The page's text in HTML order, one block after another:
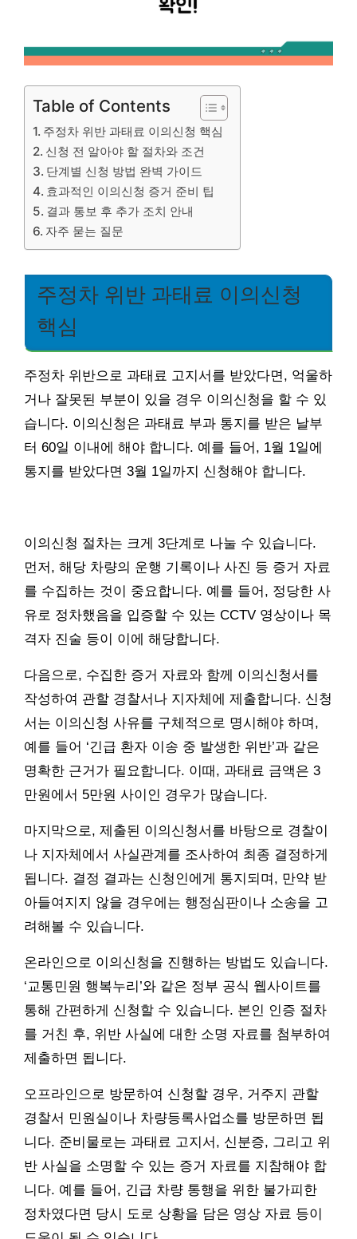
Table of Contents
주정차 위반 과태료 이의신청 핵심
신청 전 알아야 할 절차와 조건
단계별 신청 방법 완벽 가이드
효과적인 이의신청 증거 준비 팁
결과 통보 후 추가 조치 안내
자주 묻는 질문
주정차 위반 과태료 이의신청
핵심
주정차 위반으로 과태료 고지서를 받았다면, 억울하
거나 잘못된 부분이 있을 경우 이의신청을 할 수 있
습니다. 이의신청은 과태료 부과 통지를 받은 날부
터 60일 이내에 해야 합니다. 예를 들어, 1월 1일에
통지를 받았다면 3월 1일까지 신청해야 합니다.
이의신청 절차는 크게 3단계로 나눌 수 있습니다.
먼저, 해당 차량의 운행 기록이나 사진 등 증거 자료
를 수집하는 것이 중요합니다. 예를 들어, 정당한 사
유로 정차했음을 입증할 수 있는 CCTV 영상이나 목
격자 진술 등이 이에 해당합니다.
다음으로, 수집한 증거 자료와 함께 이의신청서를
작성하여 관할 경찰서나 지자체에 제출합니다. 신청
서는 이의신청 사유를 구체적으로 명시해야 하며,
예를 들어 ‘긴급 환자 이송 중 발생한 위반’과 같은
명확한 근거가 필요합니다. 이때, 과태료 금액은 3
만원에서 5만원 사이인 경우가 많습니다.
마지막으로, 제출된 이의신청서를 바탕으로 경찰이
나 지자체에서 사실관계를 조사하여 최종 결정하게
됩니다. 결정 결과는 신청인에게 통지되며, 만약 받
아들여지지 않을 경우에는 행정심판이나 소송을 고
려해볼 수 있습니다.
온라인으로 이의신청을 진행하는 방법도 있습니다.
‘교통민원 행복누리’와 같은 정부 공식 웹사이트를
통해 간편하게 신청할 수 있습니다. 본인 인증 절차
를 거친 후, 위반 사실에 대한 소명 자료를 첨부하여
제출하면 됩니다.
오프라인으로 방문하여 신청할 경우, 거주지 관할
경찰서 민원실이나 차량등록사업소를 방문하면 됩
니다. 준비물로는 과태료 고지서, 신분증, 그리고 위
반 사실을 소명할 수 있는 증거 자료를 지참해야 합
니다. 예를 들어, 긴급 차량 통행을 위한 불가피한
정차였다면 당시 도로 상황을 담은 영상 자료 등이